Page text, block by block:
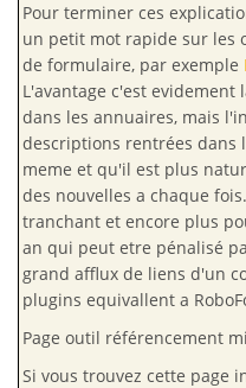
Pour terminer ces
un petit mot rapide sur les
de formulaire, par exemple
L'avantage c'est
dans les annuaires, mais
descriptions rentrées dans
meme et qu'il est plus
des nouvelles a chaque
tranchant et encore plus
an qui peut etre pénalisé
grand afflux de liens d'un
plugins equivallent a
Page outil référencement
Si vous trouvez cette page